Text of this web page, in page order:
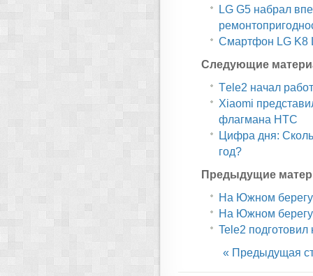
LG G5 набрал
Смартфон LG K8
Следующие
Тele2 начал
Xiaomi
флагмана HTC
Цифра дня:
год?
Предыдущие
На Южном берегу
На Южном берегу
Tele2
« Предыдущая